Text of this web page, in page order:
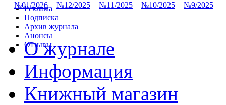
№01/2026 №12/2025 №11/2025 №10/2025 №9/2025
Реклама
Подписка
Архив журнала
Анонсы
Отзывы
О журнале
Информация
Книжный магазин